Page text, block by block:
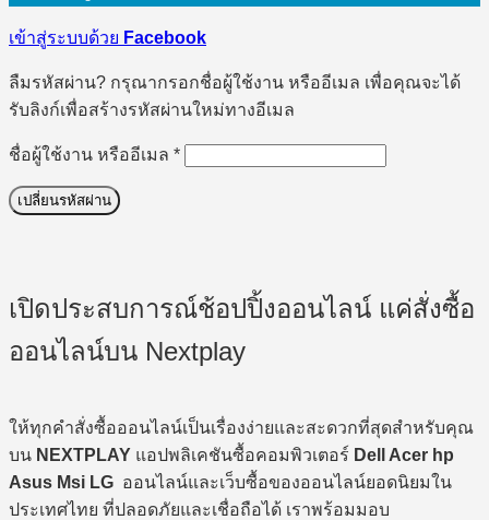
เข้าสู่ระบบด้วย Facebook
ลืมรหัสผ่าน? กรุณากรอกชื่อผู้ใช้งาน หรืออีเมล เพื่อคุณจะได้
รับลิงก์เพื่อสร้างรหัสผ่านใหม่ทางอีเมล
ชื่อผู้ใช้งาน หรืออีเมล *ต้องการ
เปลี่ยนรหัสผ่าน
เปิดประสบการณ์ช้อปปิ้งออนไลน์ แค่สั่งซื้อ
ออนไลน์บน Nextplay
ให้ทุกคำสั่งซื้อออนไลน์เป็นเรื่องง่ายและสะดวกที่สุดสำหรับคุณ
บน NEXTPLAY แอปพลิเคชันซื้อคอมพิวเตอร์ Dell Acer hp
Asus Msi LG ออนไลน์และเว็บซื้อของออนไลน์ยอดนิยมใน
ประเทศไทย ที่ปลอดภัยและเชื่อถือได้ เราพร้อมมอบ